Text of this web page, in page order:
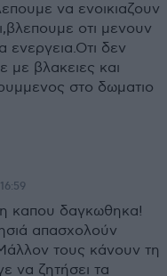
να ενοικιαζουν
οτι μενουν
ενεργεια.Οτι δεν
με βλακειες και
στο δωματιο
καπου δαγκωθηκα!
απασχολούν
τους κάνουν τη
να ζητήσει τα